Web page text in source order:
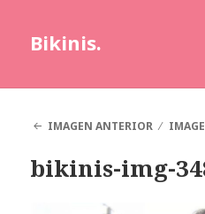
Bikinis.
IMAGEN ANTERIOR
bikinis-img-